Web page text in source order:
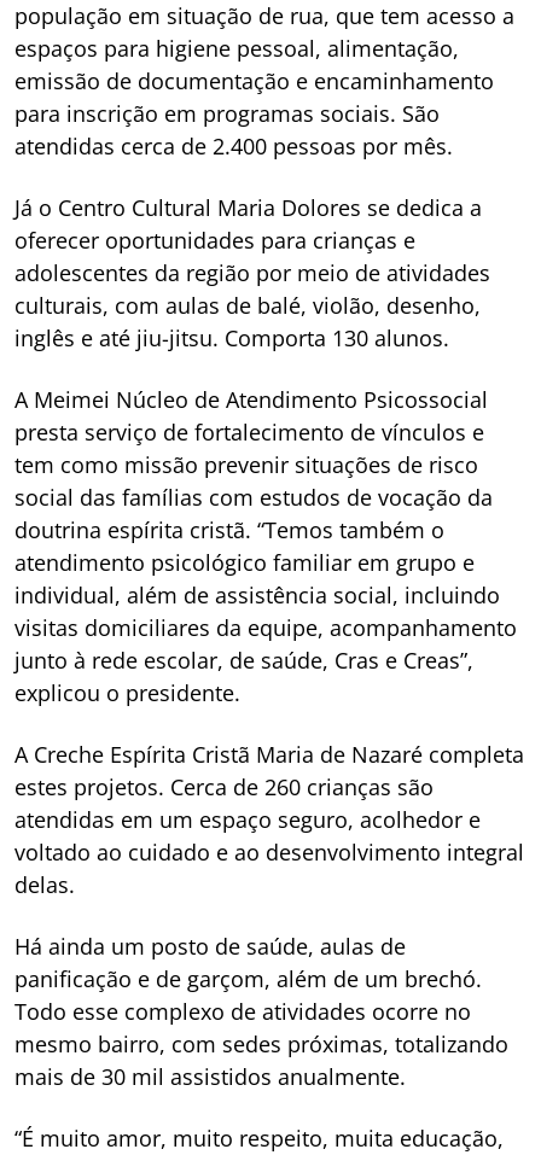
população em situação de rua, que tem acesso a
espaços para higiene pessoal, alimentação,
emissão de documentação e encaminhamento
para inscrição em programas sociais. São
atendidas cerca de 2.400 pessoas por mês.
Já o Centro Cultural Maria Dolores se dedica a
oferecer oportunidades para crianças e
adolescentes da região por meio de atividades
culturais, com aulas de balé, violão, desenho,
inglês e até jiu-jitsu. Comporta 130 alunos.
A Meimei Núcleo de Atendimento Psicossocial
presta serviço de fortalecimento de vínculos e
tem como missão prevenir situações de risco
social das famílias com estudos de vocação da
doutrina espírita cristã. “Temos também o
atendimento psicológico familiar em grupo e
individual, além de assistência social, incluindo
visitas domiciliares da equipe, acompanhamento
junto à rede escolar, de saúde, Cras e Creas”,
explicou o presidente.
A Creche Espírita Cristã Maria de Nazaré completa
estes projetos. Cerca de 260 crianças são
atendidas em um espaço seguro, acolhedor e
voltado ao cuidado e ao desenvolvimento integral
delas.
Há ainda um posto de saúde, aulas de
panificação e de garçom, além de um brechó.
Todo esse complexo de atividades ocorre no
mesmo bairro, com sedes próximas, totalizando
mais de 30 mil assistidos anualmente.
“É muito amor, muito respeito, muita educação,